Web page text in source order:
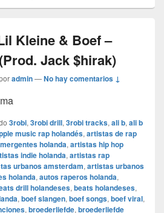
Kleine & Boef –
Jack $hirak)
admin—No hay comentarios ↓
3robi, 3robi drill, 3robi tracks, ali b, ali b
music rap holandés, artistas de rap
holanda, artistas hip hop
indie holanda, artistas rap
urbanos amsterdam, artistas urbanos
holanda, autos raperos holanda,
drill holandeses, beats holandeses,
, boef slangen, boef songs, boef viral,
, broederliefde, broederliefde